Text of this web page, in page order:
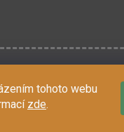
tohoto webu
zde.